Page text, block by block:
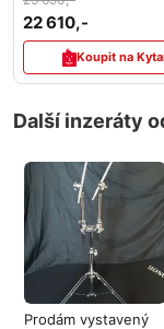
22 610,-
Koupit na
Další inzeráty
Prodám vystavený